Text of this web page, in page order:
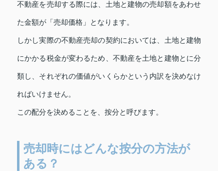
不動産を売却する際には、土地と建物の売却額をあわせ
た金額が「売却価格」となります。
しかし実際の不動産売却の契約においては、土地と建物
にかかる税金が変わるため、不動産を土地と建物とに分
類し、それぞれの価値がいくらかという内訳を決めなけ
ればいけません。
この配分を決めることを、按分と呼びます。
売却時にはどんな按分の方法が
ある？